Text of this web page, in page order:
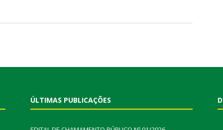
ÚLTIMAS PUBLICAÇÕES